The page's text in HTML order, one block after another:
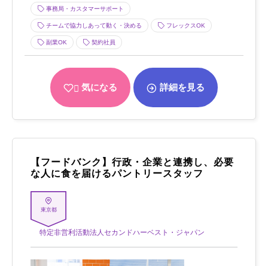
事務局・カスタマーサポート
チームで協力しあって動く・決める フレックスOK
副業OK 契約社員
気になる 詳細を見る
【フードバンク】行政・企業と連携し、必要
な人に食を届けるパントリースタッフ
東京都
特定非営利活動法人セカンドハーベスト・ジャパン